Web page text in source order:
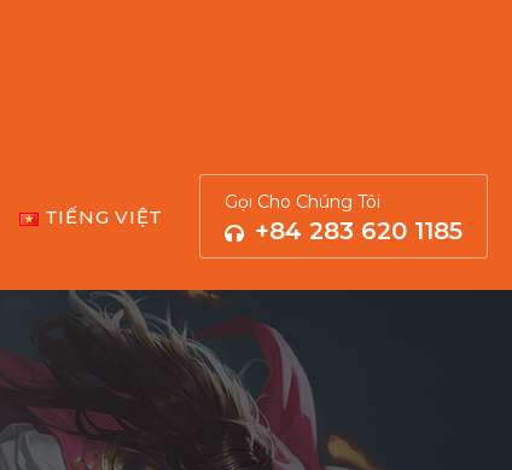
TIẾNG VIỆT
Gọi Cho Chúng Tôi
+84 283 620 1185